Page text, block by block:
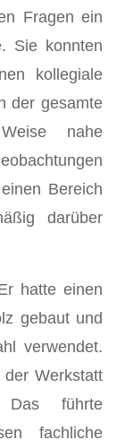
Fragen ein
Sie konnten
kollegiale
der gesamte
nahe
Bereich
darüber
hatte einen
gebaut und
verwendet.
Werkstatt
Das führte
fachliche